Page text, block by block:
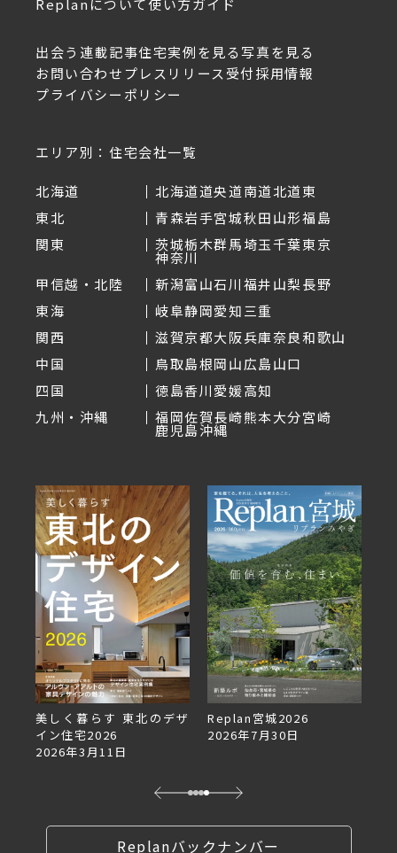
Replanについて使い方ガイド
出会う 連載記事住宅実例を見る写真を見る
お問い合わせ プレスリリース受付採用情報
プライバシーポリシー
エリア別：住宅会社一覧
北海道 北海道道央道南道北道東
東北
青森岩手宮城秋田山形福島
関東
茨城栃木群馬埼玉千葉東京
神奈川
甲信越・北陸
新潟富山石川福井山梨長野
東海
岐阜静岡愛知三重
関西
滋賀京都大阪兵庫奈良和歌山
中国
鳥取島根岡山広島山口
四国
徳島香川愛媛高知
九州・沖縄
福岡佐賀長崎熊本大分宮崎
鹿児島沖縄
美しく暮らす 東北のデザ
イン住宅2026
2026年3月11日
Replan宮城2026
2026年7月30日
Replanバックナンバー